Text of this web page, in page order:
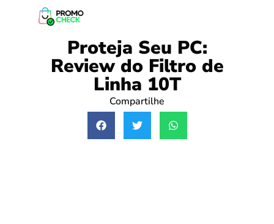
Proteja Seu PC:
Review do Filtro de
Linha 10T
Compartilhe